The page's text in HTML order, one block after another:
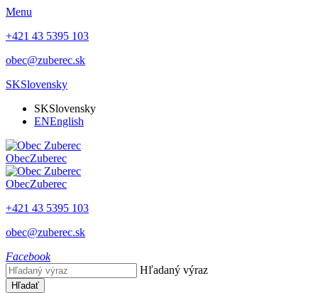
Menu
+421 43 5395 103
obec@zuberec.sk
SKSlovensky
SKSlovensky
ENEnglish
ObecZuberec
ObecZuberec
+421 43 5395 103
obec@zuberec.sk
Facebook
Hľadaný výraz
Hľadať